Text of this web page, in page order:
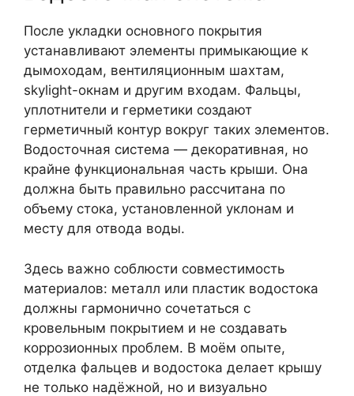
После укладки основного покрытия
устанавливают элементы примыкающие к
дымоходам, вентиляционным шахтам,
skylight-окнам и другим входам. Фальцы,
уплотнители и герметики создают
герметичный контур вокруг таких элементов.
Водосточная система — декоративная, но
крайне функциональная часть крыши. Она
должна быть правильно рассчитана по
объему стока, установленной уклонам и
месту для отвода воды.
Здесь важно соблюсти совместимость
материалов: металл или пластик водостока
должны гармонично сочетаться с
кровельным покрытием и не создавать
коррозионных проблем. В моём опыте,
отделка фальцев и водостока делает крышу
не только надёжной, но и визуально